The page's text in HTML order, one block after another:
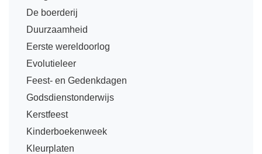
Topografie
Verkeer
Verzorging
THEMA'S
Budgetteren
De boerderij
Taalvaardigheden
LESMATERIAAL
Beeldende Vorming
Geld PO
Geld VO
Geschiedenis
De boerderij
Duurzaamheid
Eerste wereldoorlog
Evolutieleer
Feest- en Gedenkdagen
Godsdienstonderwijs
Kerstfeest
Kinderboekenweek
Kleurplaten